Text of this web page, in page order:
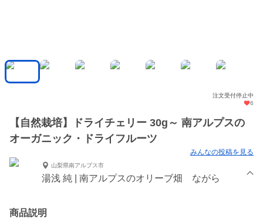
注文受付停止中
6
【自然栽培】ドライチェリー 30g～ 南アルプスの
オーガニック・ドライフルーツ
みんなの投稿を見る
山梨県南アルプス市
湯浅 純 | 南アルプスのオリーブ畑 ながら
商品説明